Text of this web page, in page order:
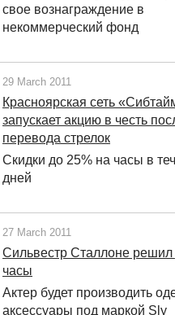
свое вознаграждение в
некоммерческий фонд
29 March 2011
Красноярская сеть
запускает акцию в честь
перевода стрелок
Скидки до 25% на часы в
дней
27 March 2011
Сильвестр Сталлоне решил
часы
Актер будет производить
аксессуары под маркой Sly